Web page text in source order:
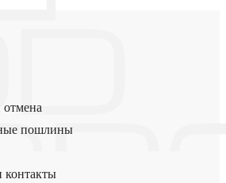
отмена
пошлины